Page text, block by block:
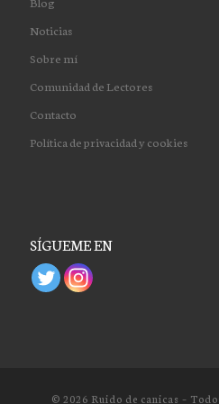
Noticias
Sobre mí
Comunidad de Lectores
Contacto
Política de privacidad y cookies
SÍGUEME EN
© 2026 Ruido de canicas –